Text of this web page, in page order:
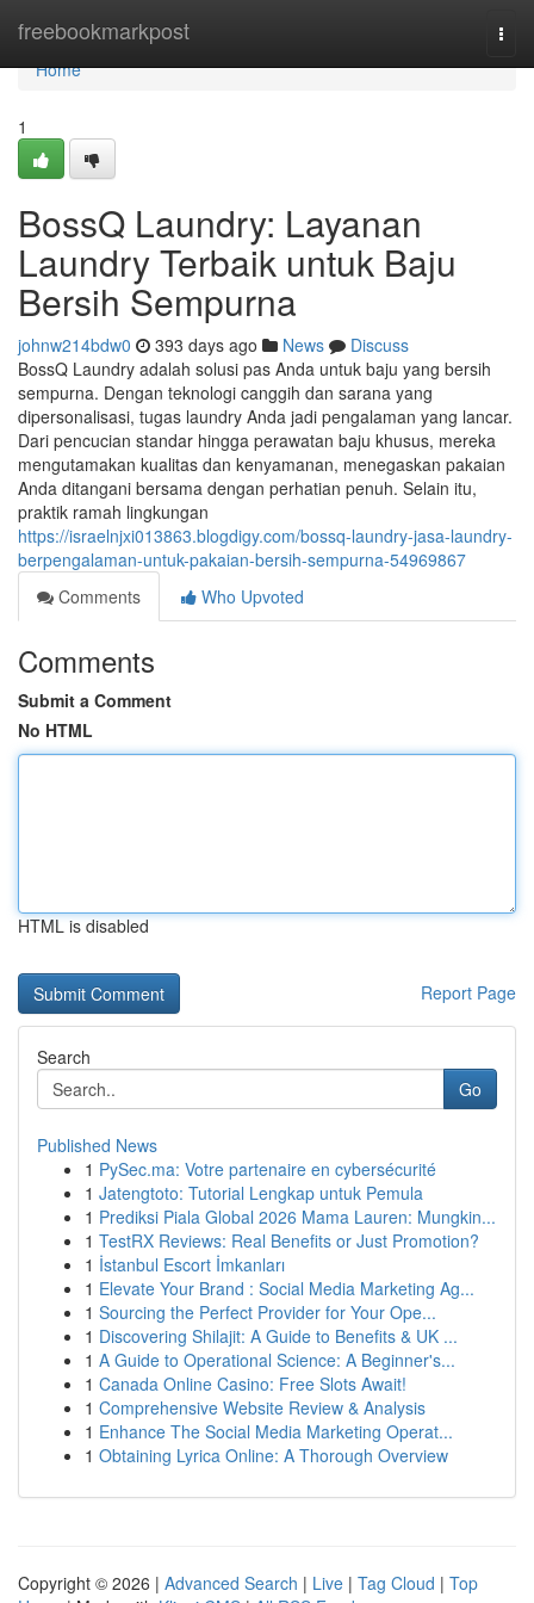
freebookmarkpost
Home
Home
1
BossQ Laundry: Layanan
Laundry Terbaik untuk Baju
Bersih Sempurna
johnw214bdw0 393 days ago News
Discuss
BossQ Laundry adalah solusi pas Anda untuk baju yang bersih
sempurna. Dengan teknologi canggih dan sarana yang
dipersonalisasi, tugas laundry Anda jadi pengalaman yang lancar.
Dari pencucian standar hingga perawatan baju khusus, mereka
mengutamakan kualitas dan kenyamanan, menegaskan pakaian
Anda ditangani bersama dengan perhatian penuh. Selain itu,
praktik ramah lingkungan
https://israelnjxi013863.blogdigy.com/bossq-laundry-jasa-laundry-
berpengalaman-untuk-pakaian-bersih-sempurna-54969867
Comments
Who Upvoted
Comments
Submit a Comment
No HTML
HTML is disabled
Report Page
Search
Go
Published News
1 PySec.ma: Votre partenaire en cybersécurité
1 Jatengtoto: Tutorial Lengkap untuk Pemula
1 Prediksi Piala Global 2026 Mama Lauren: Mungkin...
1 TestRX Reviews: Real Benefits or Just Promotion?
1 İstanbul Escort İmkanları
1 Elevate Your Brand : Social Media Marketing Ag...
1 Sourcing the Perfect Provider for Your Ope...
1 Discovering Shilajit: A Guide to Benefits & UK ...
1 A Guide to Operational Science: A Beginner's...
1 Canada Online Casino: Free Slots Await!
1 Comprehensive Website Review & Analysis
1 Enhance The Social Media Marketing Operat...
1 Obtaining Lyrica Online: A Thorough Overview
Copyright © 2026 | Advanced Search | Live | Tag Cloud | Top